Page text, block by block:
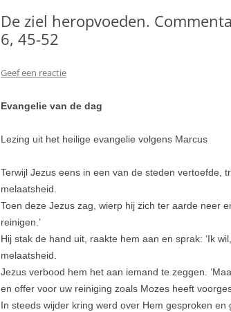
De ziel heropvoeden.
6, 45-52
Geef een reactie
Evangelie van de dag
Lezing uit het heilige evangelie volgens Marcus
Terwijl Jezus eens in een van de steden vertoefde,
melaatsheid.
Toen deze Jezus zag, wierp hij zich ter aarde neer
reinigen.’
Hij stak de hand uit, raakte hem aan en sprak: ‘Ik
melaatsheid.
Jezus verbood hem het aan iemand te zeggen.
en offer voor uw reiniging zoals Mozes heeft
In steeds wijder kring werd over Hem gesproken